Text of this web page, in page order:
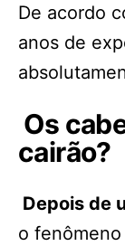
De acordo
anos de
Os
cairão?
Depois de
o